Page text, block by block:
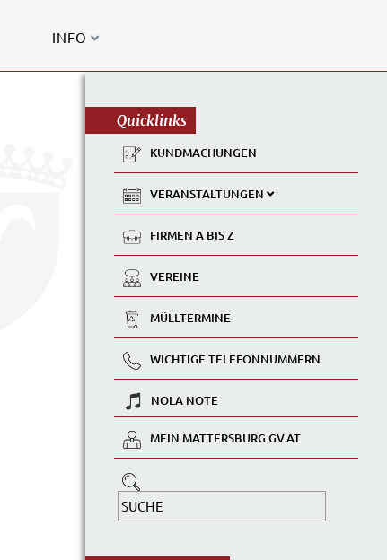
INFO
Quicklinks
KUNDMACHUNGEN
VERANSTALTUNGEN
FIRMEN A BIS Z
VEREINE
MÜLLTERMINE
WICHTIGE TELEFONNUMMERN
NOLA NOTE
MEIN MATTERSBURG.GV.AT